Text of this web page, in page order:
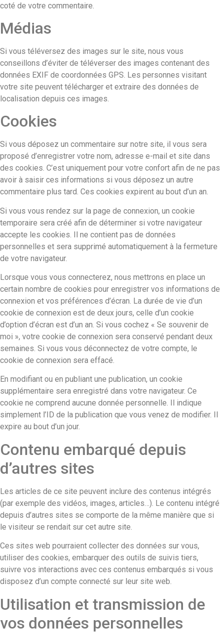
coté de votre commentaire.
Médias
Si vous téléversez des images sur le site, nous vous
conseillons d’éviter de téléverser des images contenant des
données EXIF de coordonnées GPS. Les personnes visitant
votre site peuvent télécharger et extraire des données de
localisation depuis ces images.
Cookies
Si vous déposez un commentaire sur notre site, il vous sera
proposé d’enregistrer votre nom, adresse e-mail et site dans
des cookies. C’est uniquement pour votre confort afin de ne pas
avoir à saisir ces informations si vous déposez un autre
commentaire plus tard. Ces cookies expirent au bout d’un an.
Si vous vous rendez sur la page de connexion, un cookie
temporaire sera créé afin de déterminer si votre navigateur
accepte les cookies. Il ne contient pas de données
personnelles et sera supprimé automatiquement à la fermeture
de votre navigateur.
Lorsque vous vous connecterez, nous mettrons en place un
certain nombre de cookies pour enregistrer vos informations de
connexion et vos préférences d’écran. La durée de vie d’un
cookie de connexion est de deux jours, celle d’un cookie
d’option d’écran est d’un an. Si vous cochez « Se souvenir de
moi », votre cookie de connexion sera conservé pendant deux
semaines. Si vous vous déconnectez de votre compte, le
cookie de connexion sera effacé.
En modifiant ou en publiant une publication, un cookie
supplémentaire sera enregistré dans votre navigateur. Ce
cookie ne comprend aucune donnée personnelle. Il indique
simplement l’ID de la publication que vous venez de modifier. Il
expire au bout d’un jour.
Contenu embarqué depuis
d’autres sites
Les articles de ce site peuvent inclure des contenus intégrés
(par exemple des vidéos, images, articles…). Le contenu intégré
depuis d’autres sites se comporte de la même manière que si
le visiteur se rendait sur cet autre site.
Ces sites web pourraient collecter des données sur vous,
utiliser des cookies, embarquer des outils de suivis tiers,
suivre vos interactions avec ces contenus embarqués si vous
disposez d’un compte connecté sur leur site web.
Utilisation et transmission de
vos données personnelles